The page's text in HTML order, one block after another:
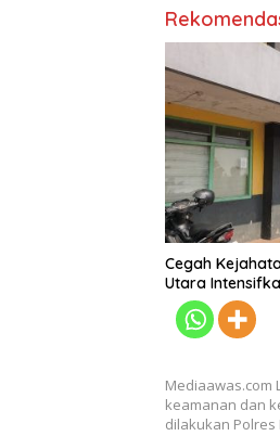
Cegah
Utara
Mediaawas.com
keamanan dan
dilakukan